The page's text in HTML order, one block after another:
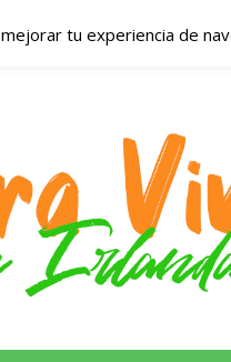
en
–
viven, estudian y trabajan en
tu experiencia de